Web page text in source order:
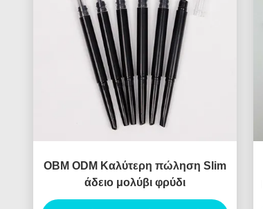
OBM ODM Καλύτερη πώληση Slim
άδειο μολύβι φρύδι